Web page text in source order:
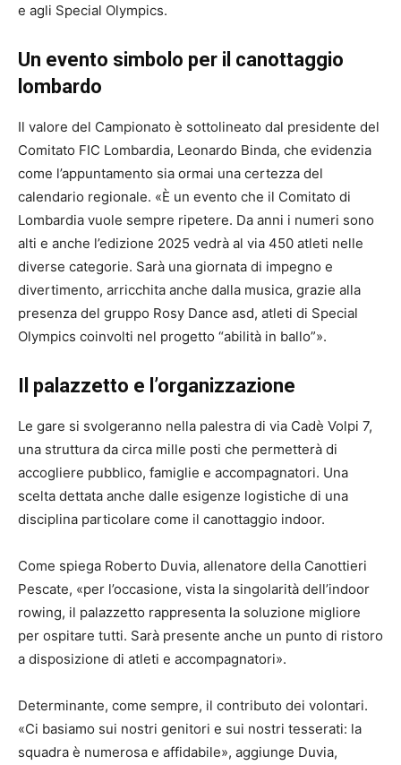
e agli Special Olympics.
Un evento simbolo per il canottaggio
lombardo
Il valore del Campionato è sottolineato dal presidente del
Comitato FIC Lombardia, Leonardo Binda, che evidenzia
come l’appuntamento sia ormai una certezza del
calendario regionale. «È un evento che il Comitato di
Lombardia vuole sempre ripetere. Da anni i numeri sono
alti e anche l’edizione 2025 vedrà al via 450 atleti nelle
diverse categorie. Sarà una giornata di impegno e
divertimento, arricchita anche dalla musica, grazie alla
presenza del gruppo Rosy Dance asd, atleti di Special
Olympics coinvolti nel progetto “abilità in ballo”».
Il palazzetto e l’organizzazione
Le gare si svolgeranno nella palestra di via Cadè Volpi 7,
una struttura da circa mille posti che permetterà di
accogliere pubblico, famiglie e accompagnatori. Una
scelta dettata anche dalle esigenze logistiche di una
disciplina particolare come il canottaggio indoor.
Come spiega Roberto Duvia, allenatore della Canottieri
Pescate, «per l’occasione, vista la singolarità dell’indoor
rowing, il palazzetto rappresenta la soluzione migliore
per ospitare tutti. Sarà presente anche un punto di ristoro
a disposizione di atleti e accompagnatori».
Determinante, come sempre, il contributo dei volontari.
«Ci basiamo sui nostri genitori e sui nostri tesserati: la
squadra è numerosa e affidabile», aggiunge Duvia,